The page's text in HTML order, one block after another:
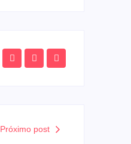
Próximo post